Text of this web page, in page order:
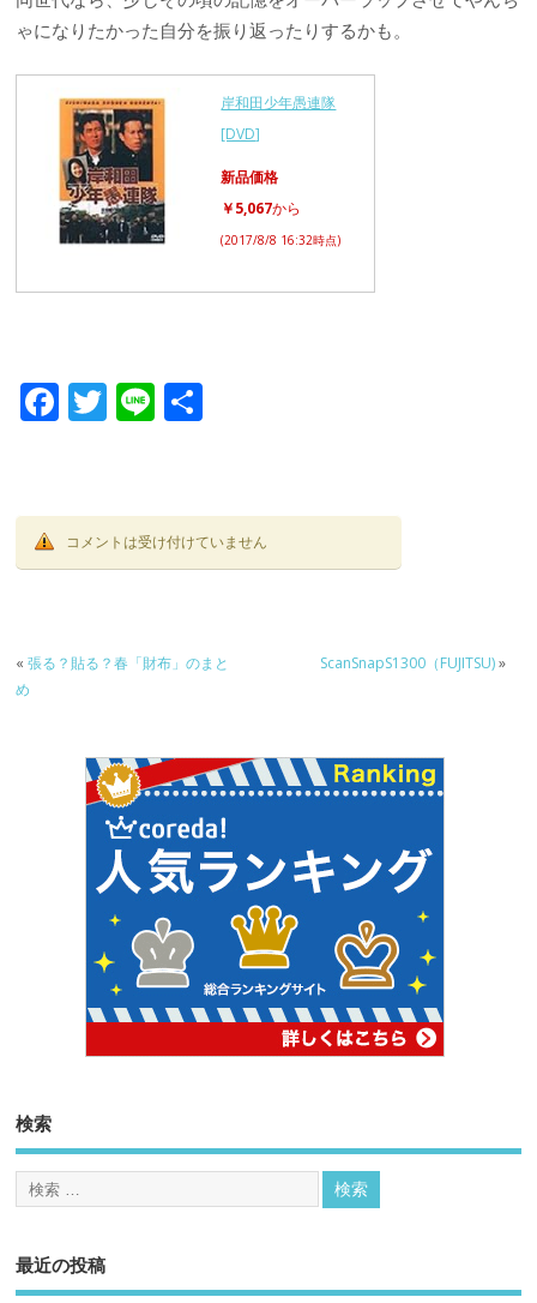
ゃになりたかった自分を振り返ったりするかも。
岸和田少年愚連隊
[DVD]
新品価格
￥5,067から
(2017/8/8 16:32時点)
F
b
o
T
er
Li
コメントは受け付けていません
«張る？貼る？春「財布」のまと
め
ScanSnapS1300（FUJITSU)»
検索
最近の投稿